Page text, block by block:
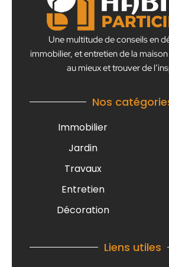
Une multitude de conseils en
immobilier, et entretien de la
au mieux et trouver de
Nos
Immobilier
Jardin
Travaux
Entretien
Décoration
Liens utiles